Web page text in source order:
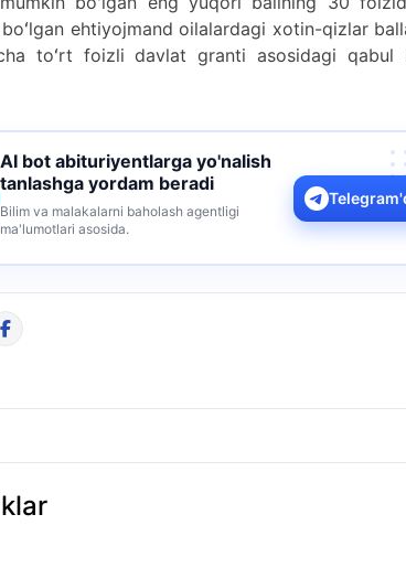
ehtiyojmand oilalardagi xotin-qizlar
toʻrt foizli davlat granti asosidagi qabul
AI bot abituriyentlarga yo'nalish
tanlashga yordam beradi
Bilim va malakalarni baholash agentligi
ma'lumotlari asosida.